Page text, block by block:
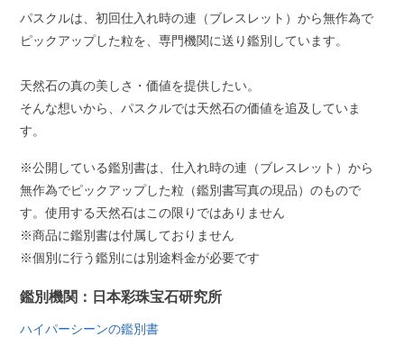
パスクルは、初回仕入れ時の連（ブレスレット）から無作為で
ピックアップした粒を、専門機関に送り鑑別しています。
天然石の真の美しさ・価値を提供したい。
そんな想いから、パスクルでは天然石の価値を追及していま
す。
※公開している鑑別書は、仕入れ時の連（ブレスレット）から
無作為でピックアップした粒（鑑別書写真の現品）のもので
す。使用する天然石はこの限りではありません
※商品に鑑別書は付属しておりません
※個別に行う鑑別には別途料金が必要です
鑑別機関：日本彩珠宝石研究所
ハイパーシーンの鑑別書